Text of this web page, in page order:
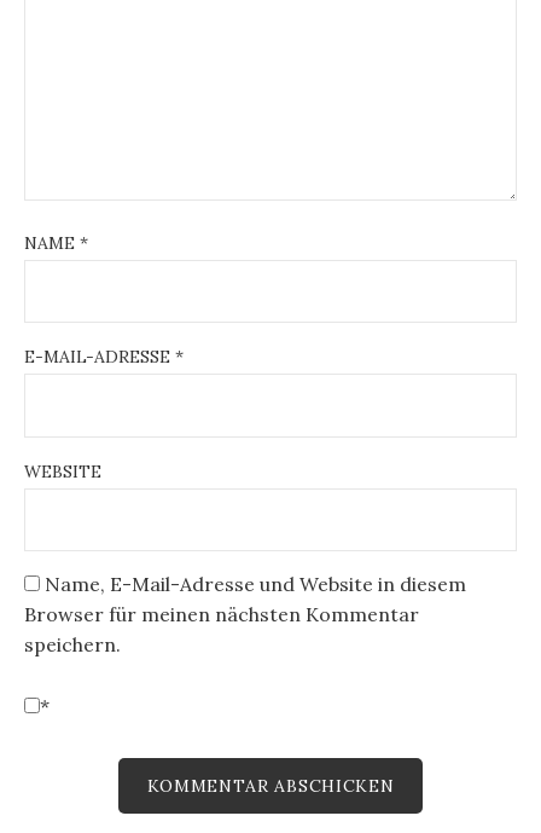
NAME *
E-MAIL-ADRESSE *
WEBSITE
Name, E-Mail-Adresse und Website in diesem
Browser für meinen nächsten Kommentar
speichern.
*